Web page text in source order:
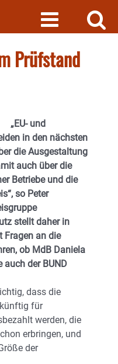
Prüfstand
„EU- und
in den nächsten
die Ausgestaltung
auch über die
Betriebe und die
so Peter
stellt daher in
Fragen an die
ob MdB Daniela
auch der BUND
dass die
für
werden, die
erbringen, und
der